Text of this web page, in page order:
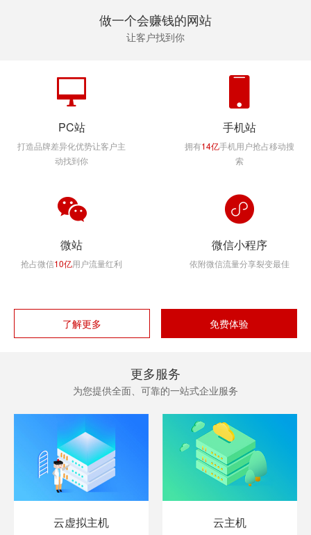
做一个会赚钱的网站
让客户找到你
PC站
打造品牌差异化优势让客户主
动找到你
手机站
拥有14亿手机用户抢占移动搜
索
微站
抢占微信10亿用户流量红利
微信小程序
依附微信流量分享裂变最佳
了解更多 免费体验
更多服务
为您提供全面、可靠的一站式企业服务
云虚拟主机 云主机